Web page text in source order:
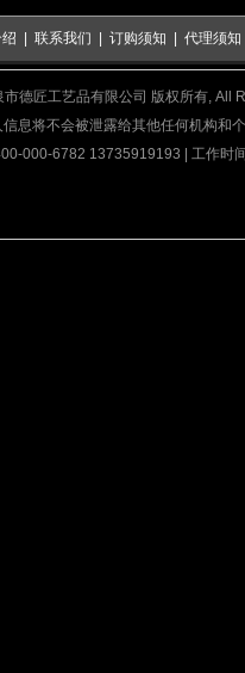
联系我们 订购须知 代理须知
德匠工艺品有限公司 版权所有, All
息将不会被泄露给其他任何机构和
000-6782 13735919193 | 工作时